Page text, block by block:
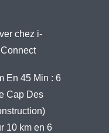
chez i-
En 45 Min : 6
Cap Des
10 km en 6